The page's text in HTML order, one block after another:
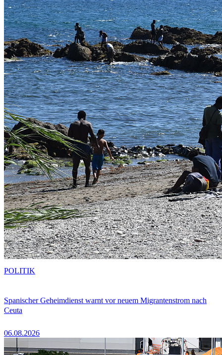
Spanischer Geheimdienst warnt vor neuem Migrantenstrom nach
Ceuta
06.08.2026
POLITIK